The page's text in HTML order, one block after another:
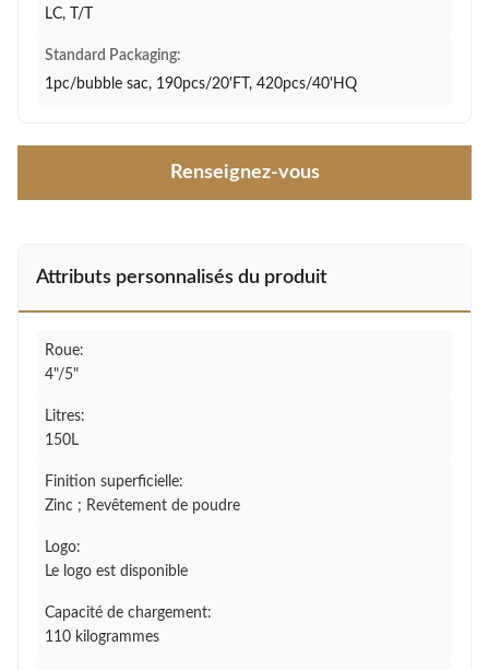
LC, T/T
Standard Packaging:
1pc/bubble sac, 190pcs/20'FT, 420pcs/40'HQ
Renseignez-vous
Attributs personnalisés du produit
Roue:
4"/5"
Litres:
150L
Finition superficielle:
Zinc ; Revêtement de poudre
Logo:
Le logo est disponible
Capacité de chargement:
110 kilogrammes